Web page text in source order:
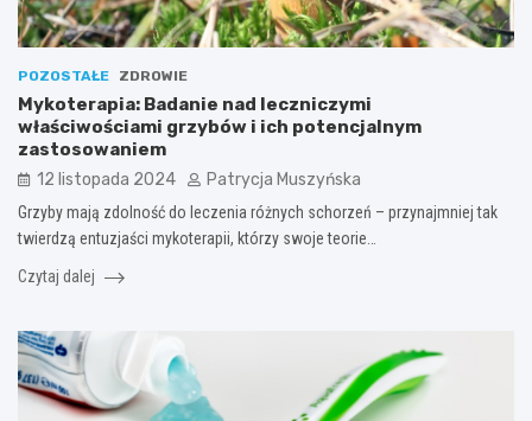
POZOSTAŁE ZDROWIE
Mykoterapia: Badanie nad leczniczymi
właściwościami grzybów i ich potencjalnym
zastosowaniem
12 listopada 2024 Patrycja Muszyńska
Grzyby mają zdolność do leczenia różnych schorzeń – przynajmniej tak
twierdzą entuzjaści mykoterapii, którzy swoje teorie…
Czytaj dalej